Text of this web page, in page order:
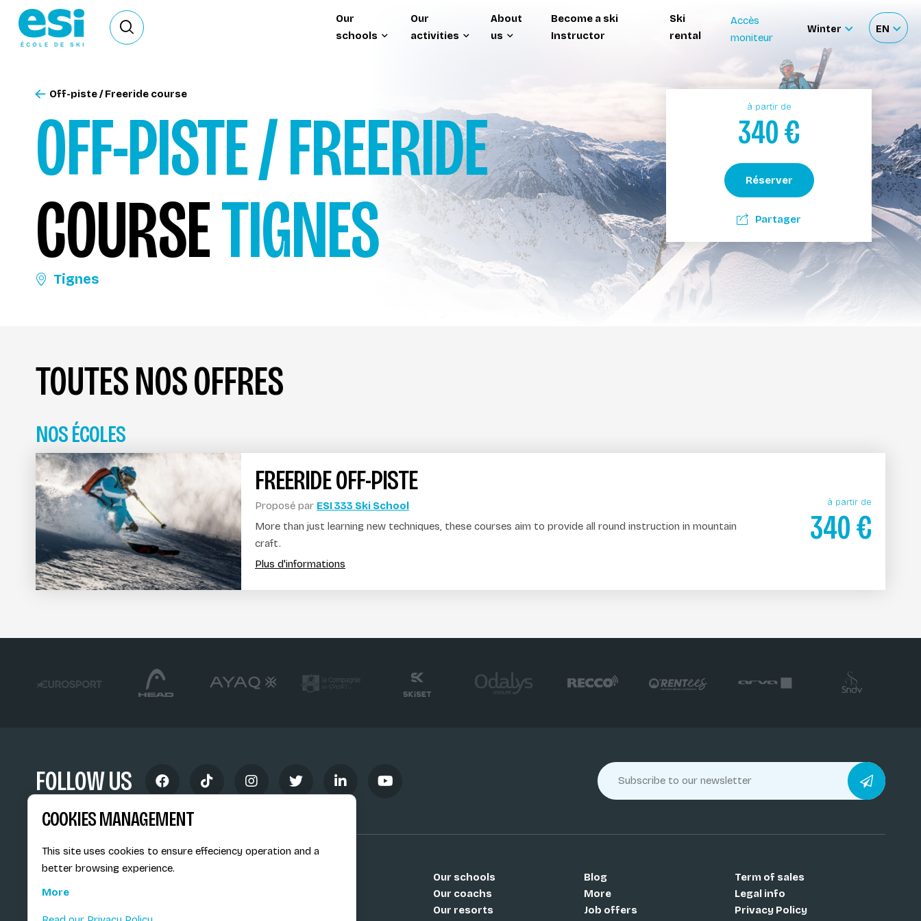
Ouvrir le formulaire de recherche
Our
schools
Our
activities
About
us
Become a ski
Instructor
Ski
rental
Accès
moniteur
Winter
Sélectionnez
le
site
EN
langue
OFF-PISTE / FREERIDE
COURSETIGNES
Tignes
Off-piste / Freeride course
à partir de
340€
Réserver
Partager
TOUTES NOS OFFRES
NOS ÉCOLES
FREERIDE OFF-PISTE
Proposé par ESI 333 Ski School à partir de
340€
More than just learning new techniques, these courses aim to provide all round instruction in mountain
craft.
Plus d'informations
FOLLOW US
Our schools
Our coachs
Our resorts
Blog
More
Job offers
Term of sales
Legal info
Privacy Policy
COOKIES MANAGEMENT
This site uses cookies to ensure effeciency operation and a
better browsing experience.
More